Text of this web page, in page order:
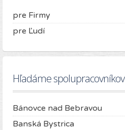
pre Firmy
pre Ľudí
Hľadáme spolupracovníkov
Bánovce nad Bebravou
Banská Bystrica